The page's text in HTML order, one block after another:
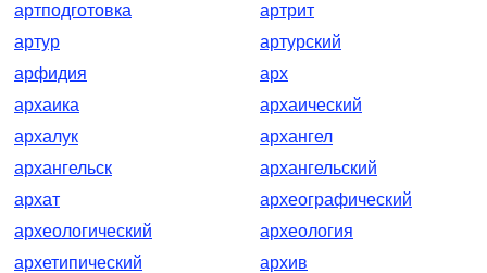
артподготовка
артрит
артур
артурский
арфидия
арх
архаика
архаический
архалук
архангел
архангельск
архангельский
архат
археографический
археологический
археология
архетипический
архив